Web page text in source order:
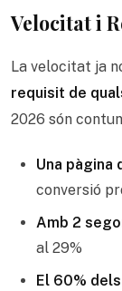
Velocitat i
La velocitat ja
requisit de
2026 són
Una pàgina
conversió
Amb 2
al 29%
El 60%